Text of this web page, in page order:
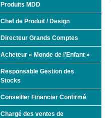
Produits MDD
Chef de Produit / Design
Directeur Grands Comptes
Acheteur « Monde de l’Enfant »
Responsable Gestion des
Stocks
Conseiller Financier Confirmé
Chargé des ventes de